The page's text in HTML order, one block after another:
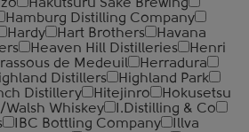
Hakutsuru Sake Brewing
Hamburg Distilling Company
Hardy Hart Brothers
Havana
Heaven Hill Distilleries
Henri
de Medeuil
Herradura
Distillers
Highland Park
Distillery Hitejinro
Hokusetsu
Walsh Whiskey
I.Distilling & Co
IBC Bottling Company
Illva